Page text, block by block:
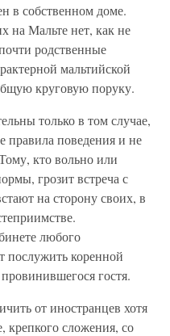
в собственном доме.
на Мальте нет, как не
родственные
мальтийской
круговую поруку.
только в том случае,
правила поведения и не
кто вольно или
грозит встреча с
на сторону своих, в
любого
послужить коренной
гостя.
от иностранцев хотя
сложения, со